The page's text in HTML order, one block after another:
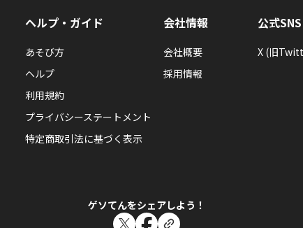
ヘルプ・ガイド
あそび方
ヘルプ
利用規約
プライバシーステートメント
特定商取引法に基づく表示
会社情報
会社概要
採用情報
公式SNS
X (旧
ゲソてんをシェアしよう！